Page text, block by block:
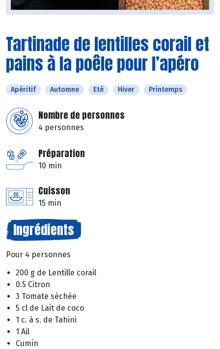
Tartinade de lentilles corail et
pains à la poêle pour l’apéro
Apéritif Automne Eté Hiver Printemps
Nombre de personnes
4 personnes
Préparation
10 min
Cuisson
15 min
Ingrédients
Pour 4 personnes
200 g de Lentille corail
0.5 Citron
3 Tomate séchée
5 cl de Lait de coco
1 c. à s. de Tahini
1 Ail
Cumin